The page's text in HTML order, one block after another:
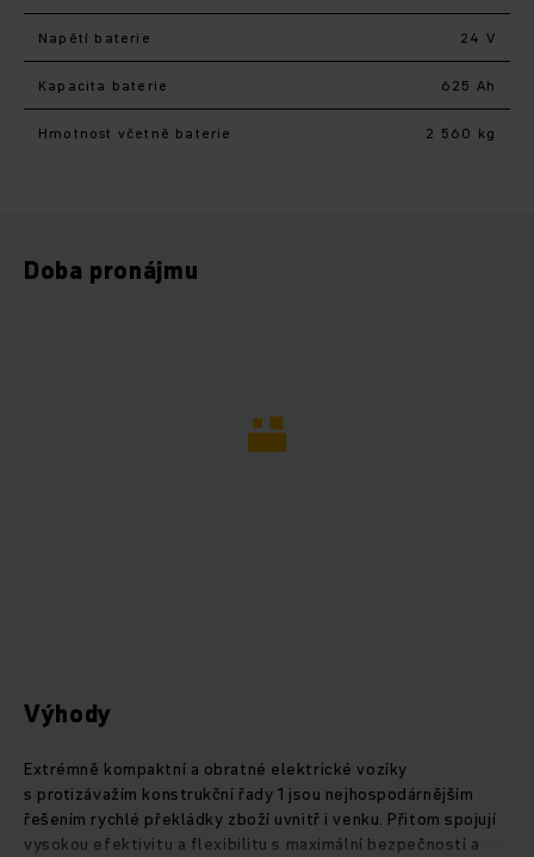
Napětí baterie 24 V
Kapacita baterie 625 Ah
Hmotnost včetně baterie 2 560 kg
Doba pronájmu
Výhody
Extrémně kompaktní a obratné elektrické vozíky
s protizávažím konstrukční řady 1 jsou nejhospodárnějším
řešením rychlé překládky zboží uvnitř i venku. Přitom spojují
vysokou efektivitu a flexibilitu s maximální bezpečností a